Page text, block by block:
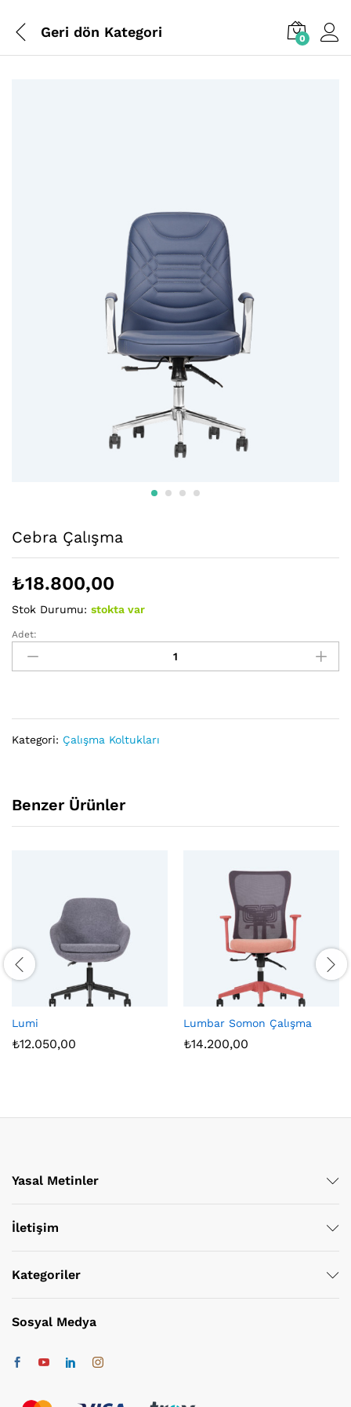
Geri dön Kategori 0
Cebra Çalışma
₺18.800,00
Stok Durumu: stokta var
Cebra
Çalışma
miktarı
Adet:
Kategori: Çalışma Koltukları
Benzer Ürünler
Lumi
₺12.050,00
Lumbar Somon Çalışma
₺14.200,00
Yasal Metinler
İletişim
Kategoriler
Sosyal Medya